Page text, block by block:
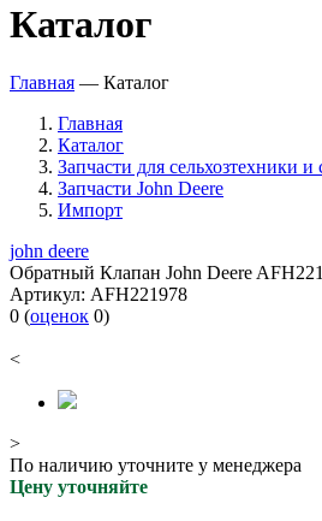
Каталог
Главная — Каталог
Главная
Каталог
Запчасти для сельхозтехники и
Запчасти John Deere
Импорт
john deere
Обратный Клапан John Deere
Артикул: AFH221978
0 (оценок 0)
<
>
По наличию уточните у менеджера
Цену уточняйте